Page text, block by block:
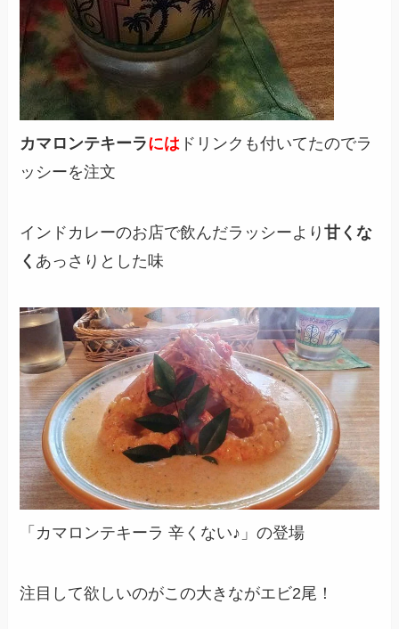
カマロンテキーラには ドリンクも付いてたのでラ
ッシーを注文
インドカレーのお店で飲んだラッシーより甘くな
く あっさりとした味
「カマロンテキーラ 辛くない♪」の登場
注目して欲しいのがこの大きながエビ2尾！